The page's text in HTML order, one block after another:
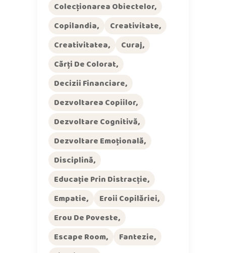
Colecționarea Obiectelor
Copilandia
Creativitate
Creativitatea
Curaj
Cărți De Colorat
Decizii Financiare
Dezvoltarea Copiilor
Dezvoltare Cognitivă
Dezvoltare Emoțională
Disciplină
Educație Prin Distracție
Empatie
Eroii Copilăriei
Erou De Poveste
Escape Room
Fantezie